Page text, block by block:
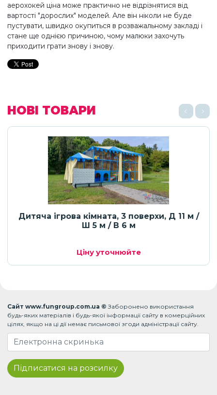
аерохокей ціна може практично не відрізнятися від
вартості "дорослих" моделей. Але він ніколи не буде
пустувати, швидко окупиться в розважальному закладі і
стане ще однією причиною, чому малюки захочуть
приходити грати знову і знову.
НОВІ ТОВАРИ
Дитяча ігрова кімната, 3 поверхи, Д 11 м /
Ш 5 м / В 6 м
Ціну уточнюйте
Сайт www.fungroup.com.ua ©Заборонено використання
будь-яких матеріалів і будь-якої інформації сайту в комерційних
цілях, якщо на ці дії немає письмової згоди адміністрації сайту.
Підписатися на розсилку